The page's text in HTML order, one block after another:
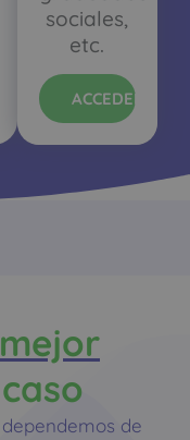
sociales,
etc.
ACCEDER
mejor
de